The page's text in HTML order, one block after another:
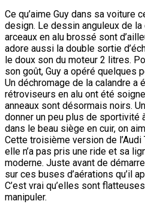
Ce qu’aime Guy dans sa voiture
design. Le dessin anguleux de
arceaux en alu brossé sont
adore aussi la double sortie
le doux son du moteur 2 litres.
son goût, Guy a opéré quelques
Un déchromage de la calandre a
rétroviseurs en alu ont été
anneaux sont désormais noirs.
donner un peu plus de sportivité
dans le beau siège en cuir, on
Cette troisième version de l’Audi
elle n’a pas pris une ride et sa
moderne. Juste avant de
sur ces buses d’aérations qu’il
C’est vrai qu’elles sont
manipuler.